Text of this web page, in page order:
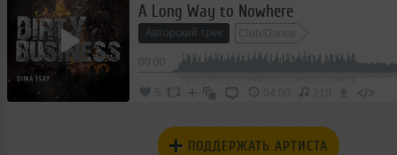
A Long Way to Nowhere
Авторский трек Club/Dance
5 210 </>
ПОДДЕРЖАТЬ АРТИСТА